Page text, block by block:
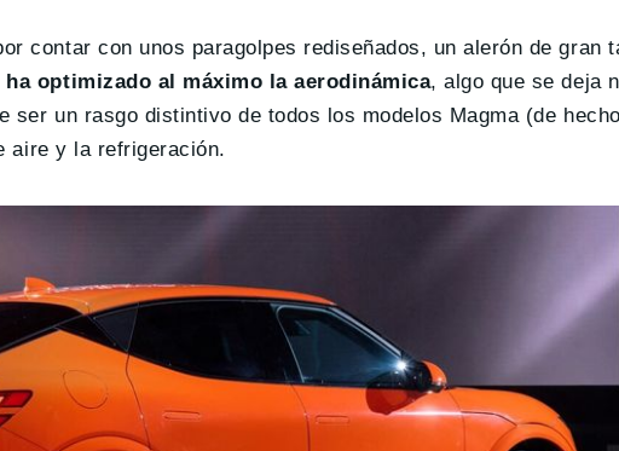
contar con unos paragolpes rediseñados, un alerón de gran
ha optimizado al máximo la aerodinámica, algo que se deja
ser un rasgo distintivo de todos los modelos Magma (de
aire y la refrigeración.